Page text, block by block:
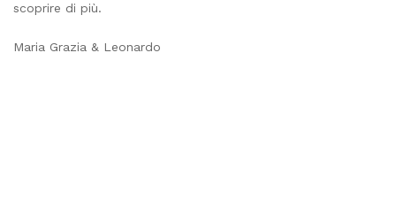
scoprire di più.
Maria Grazia & Leonardo